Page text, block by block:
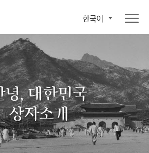
한국어
녕, 대한민국
상자소개